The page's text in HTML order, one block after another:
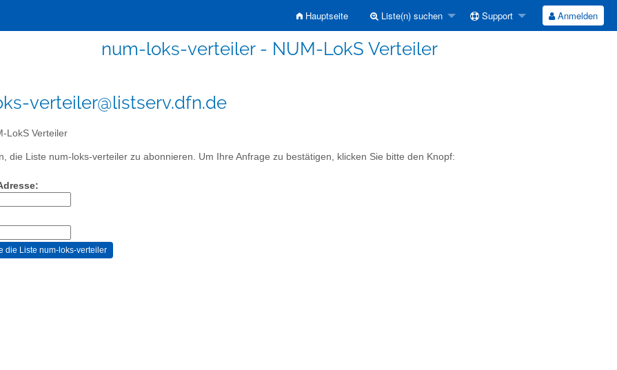
Hauptseite Liste(n) suchen Support Anmelden
num-loks-verteiler - NUM-LokS Verteiler
verteiler@listserv.dfn.de
LokS Verteiler
die Liste num-loks-verteiler zu abonnieren. Um Ihre Anfrage zu bestätigen, klicken Sie bitte den Knopf: